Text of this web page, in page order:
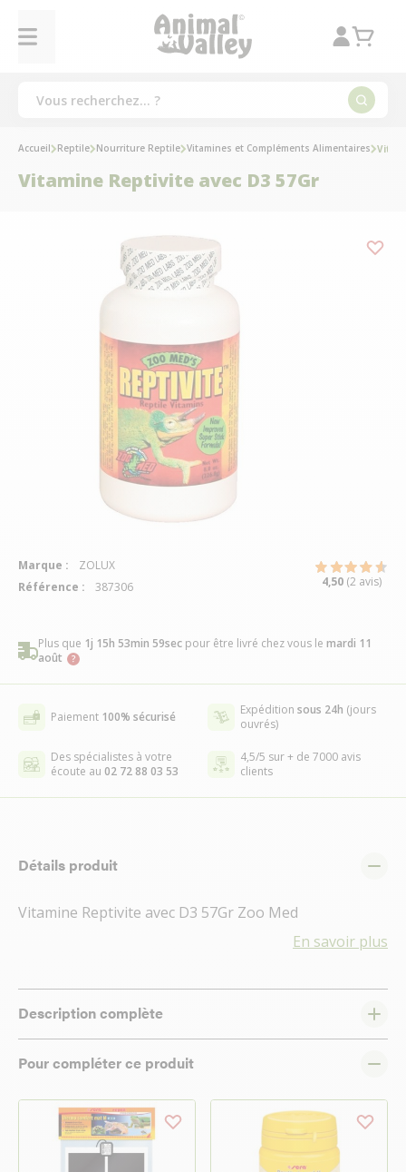
Plus que 1j 15h 53min 58sec pour être livré chez vous le mardi 11
août
Paiement 100% sécurisé Expédition sous 24h (jours
ouvrés)
Des spécialistes à votre
écoute au 02 72 88 03 53
4,5/5 sur + de 7000 avis
clients
Détails produit
Vitamine Reptivite avec D3 57Gr Zoo Med
En savoir plus
Description complète
Pour compléter ce produit
Accueil Reptile Nourriture Reptile Vitamines et Compléments Alimentaires
Vitamine Reptivite avec D3 57Gr
Marque :
ZOLUX
Référence :
387306 4,50 (2 avis)